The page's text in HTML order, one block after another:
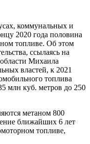
коммунальных и
2020 года половина
топливе. Об этом
ссылаясь на
области Михаила
властей, к 2021
топлива
млн куб. метров до 250
метаном 800
ближайших 6 лет
топливе,